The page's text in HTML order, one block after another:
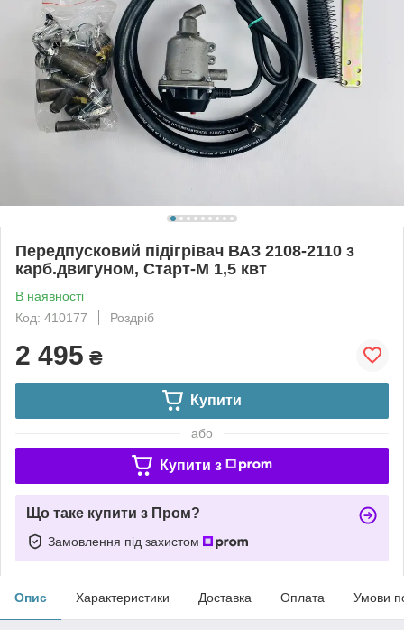
Передпусковий підігрівач ВАЗ 2108-2110 з
карб.двигуном, Старт-М 1,5 квт
В наявності
Код: 410177
Роздріб
2 495 ₴
Купити
або
Купити з
Що таке купити з Пром?
Замовлення під захистом
Опис Характеристики Доставка Оплата Умови